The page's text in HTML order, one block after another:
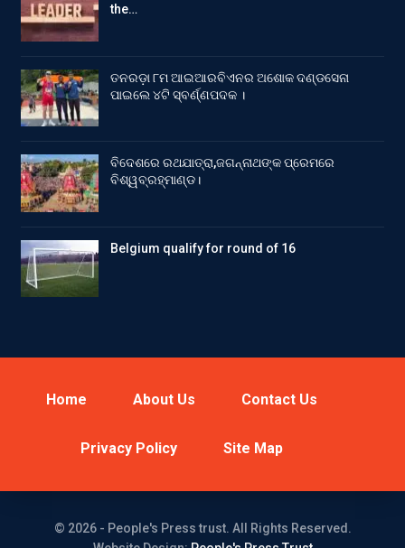
the…
ତନରଡ଼ା ୮ମ ଆଇଆରବିଏନର ଅଶୋକ ଦଣ୍ଡସେନା
ପାଇଲେ ୪ଟି ସ୍ବର୍ଣ୍ଣପଦକ ।
ବିଦେଶରେ ରଥଯାତ୍ରା,ଜଗନ୍ନାଥଙ୍କ ପ୍ରେମରେ
ବିଶ୍ୱବ୍ରହ୍ମାଣ୍ଡ।
Belgium qualify for round of 16
Home About Us Contact Us
Privacy Policy Site Map
© 2026 - People's Press trust. All Rights Reserved.